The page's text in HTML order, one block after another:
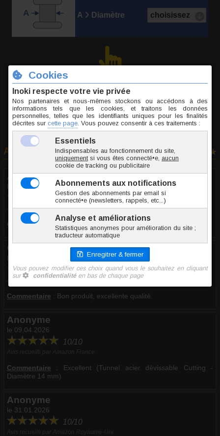
A Diamètre
Choissisez votre taille...
Avis clients 4 avis
Anonyme
le 16.05.2020
10/10
Avis recueilli par Trusted Shops ®
Commentaire :Parfait, taille vraiment bien, qualité top, parfait
Olivier F.
le 30.03.2018
10/10
Avis recueilli par Inoki ®
Commentaire : Bon produit, excellente qualité.
Anonyme
le 09.04.2026
10/10
Commentaire : Excellent (Tunnel acier dévissable Cutting -
Diamètre 14 mm)
Anonyme
le 31.01.2026
10/10